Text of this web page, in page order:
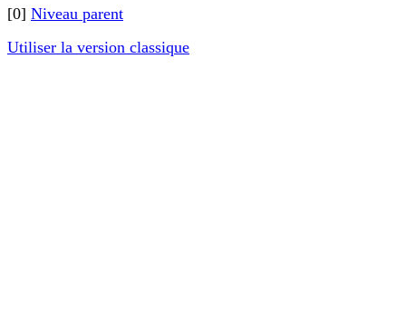
[0] Niveau parent
Utiliser la version classique